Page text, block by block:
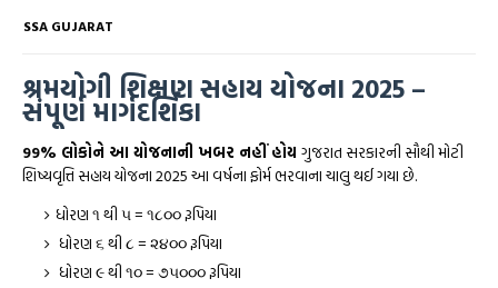
SSA GUJARAT
શ્રમયોગી શિક્ષણ સહાય યોજના 2025 –
સંપૂર્ણ માર્ગદર્શિકા
99% લોકોને આ યોજનાની ખબર નહીં હોય ગુજરાત સરકારની સૌથી મોટી
શિષ્યવૃત્તિ સહાય યોજના 2025 આ વર્ષના ફોર્મ ભરવાના ચાલુ થઈ ગયા છે.
ધોરણ ૧ થી ૫ = ૧૮૦૦ રૂપિયા
ધોરણ ૬ થી ૮ = ૨૪૦૦ રૂપિયા
ધોરણ ૯ થી ૧૦ = ૭૫૦૦૦ રૂપિયા